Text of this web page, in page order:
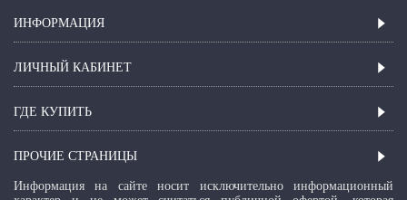
ИНФОРМАЦИЯ
ЛИЧНЫЙ КАБИНЕТ
ГДЕ КУПИТЬ
ПРОЧИЕ СТРАНИЦЫ
Информация на сайте носит исключительно информационный